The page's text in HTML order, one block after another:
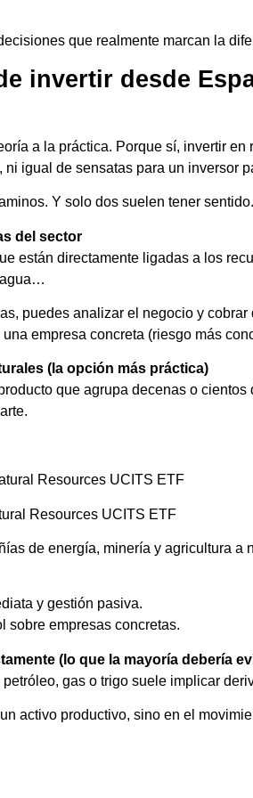
que realmente marcan la
invertir desde
a la práctica. Porque sí, invertir
igual de sensatas para un inversor
Y solo dos suelen tener sentido.
del sector
están directamente ligadas a los
puedes analizar el negocio y cobrar
empresa concreta (riesgo más
(la opción más práctica)
que agrupa decenas o
Resources UCITS ETF
Resources UCITS ETF
de energía, minería y agricultura a
y gestión pasiva.
sobre empresas concretas.
(lo que la mayoría debería
gas o trigo suele implicar
activo productivo, sino en el